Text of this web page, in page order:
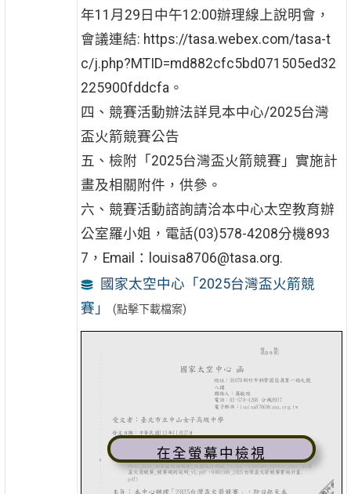
年11月29日中午12:00辦理線上說明會，
會議連結: https://tasa.webex.com/tasa-t
c/j.php?MTID=md882cfc5bd071505ed32
225900fddcfa。
四、競賽活動辦法詳見本中心/2025台灣
盃火箭競賽公告
五、檢附「2025台灣盃火箭競賽」實施計
畫及相關附件，供參。
六、競賽活動諮詢請洽本中心太空教育辦
公室羅小姐，電話(03)578-4208分機893
7，Email：louisa8706@tasa.org.
國家太空中心「2025台灣盃火箭競
賽」
(點擊下載檔案)
在全螢幕中檢視